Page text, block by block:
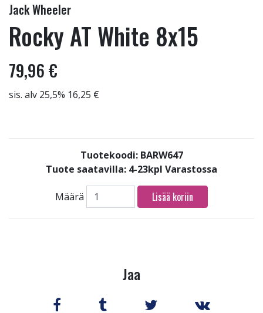
Jack Wheeler
Rocky AT White 8x15
79,96 €
sis. alv 25,5% 16,25 €
Tuotekoodi: BARW647
Tuote saatavilla: 4-23kpl Varastossa
Määrä Lisää koriin
Jaa